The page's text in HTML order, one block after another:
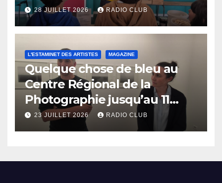
28 JUILLET 2026 RADIO CLUB
L'ESTAMINET DES ARTISTES MAGAZINE
Quelque chose de bleu au
Centre Régional de la
Photographie jusqu’au 11
octobre
23 JUILLET 2026 RADIO CLUB